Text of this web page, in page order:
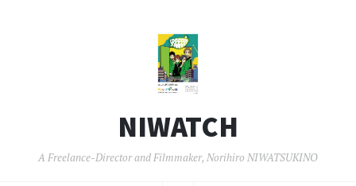
NIWATCH
A Freelance-Director and Filmmaker, Norihiro NIWATSUKINO